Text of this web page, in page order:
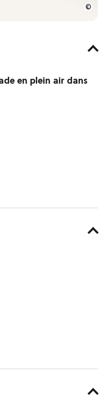
en plein air dans